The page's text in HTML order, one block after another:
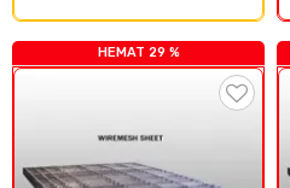
HEMAT 29 %